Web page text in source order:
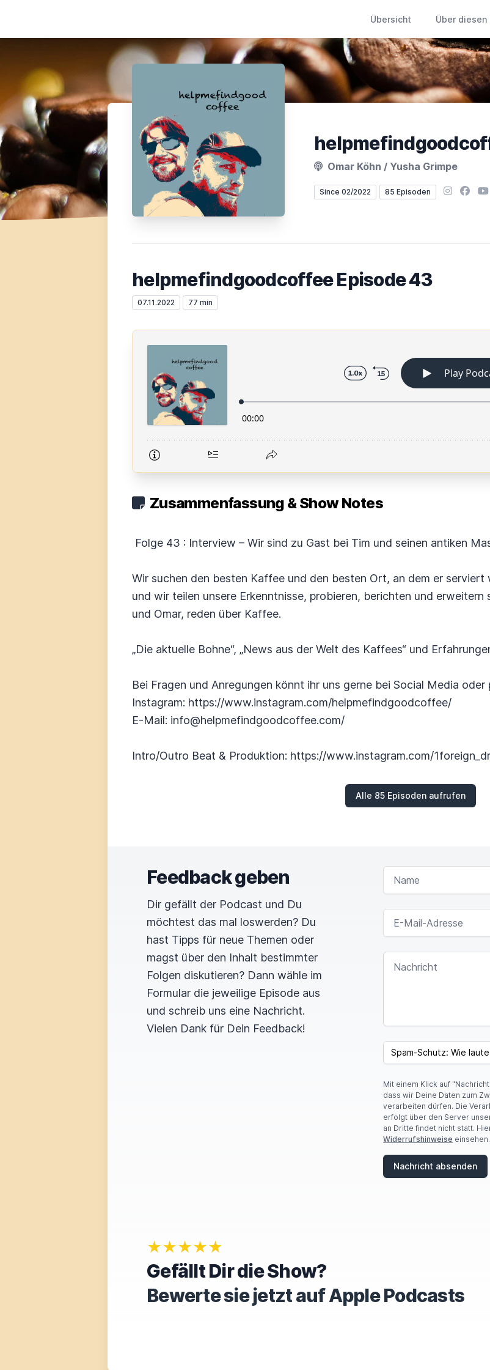
Übersicht Über diesen
Omar Köhn / Yusha Grimpe
Since 02/2022 85 Episoden Instagram
helpmefindgoodcoffee Episode 43
07.11.2022 77 min
Zusammenfassung & Show Notes
Folge 43 : Interview – Wir sind zu Gast bei Tim und seinen antiken
Wir suchen den besten Kaffee und den besten Ort, an dem er
und wir teilen unsere Erkenntnisse, probieren, berichten und erweitern
und Omar, reden über Kaffee.
„Die aktuelle Bohne“, „News aus der Welt des Kaffees“ und
Bei Fragen und Anregungen könnt ihr uns gerne bei Social Media
Instagram: https://www.instagram.com/helpmefindgoodcoffee/
E-Mail: info@helpmefindgoodcoffee.com/
Intro/Outro Beat & Produktion: https://www.instagram.com/
Alle 85 Episoden aufrufen
Feedback geben
Dir gefällt der Podcast und Du
möchtest das mal loswerden? Du
hast Tipps für neue Themen oder
magst über den Inhalt bestimmter
Folgen diskutieren? Dann wähle im
Formular die jeweilige Episode aus
und schreib uns eine Nachricht.
Vielen Dank für Dein Feedback!
NAME
E-MAIL-ADRESSE
NACHRICHT
F
O
A
R
E
A
H
U
M
N
S
SPAM CAPTCHA
Mit einem Klick auf
dass wir Deine Daten zum
verarbeiten dürfen. Die
erfolgt über den Server
an Dritte findet nicht statt.
Widerrufshinweise einsehen.
Nachricht absenden
★★★★★
Gefällt Dir die Show?
Bewerte sie jetzt auf Apple Podcasts